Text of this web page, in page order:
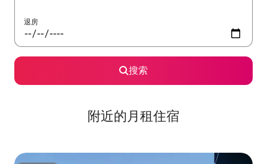
退房
搜索
附近的月租住宿